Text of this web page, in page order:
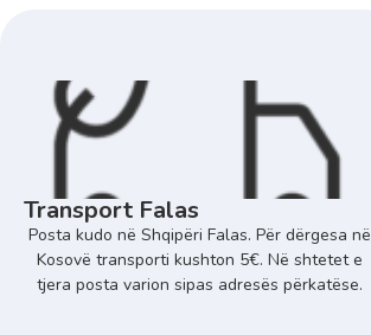
Transport Falas
Posta kudo në Shqipëri Falas. Për dërgesa në
Kosovë transporti kushton 5€. Në shtetet e
tjera posta varion sipas adresës përkatëse.